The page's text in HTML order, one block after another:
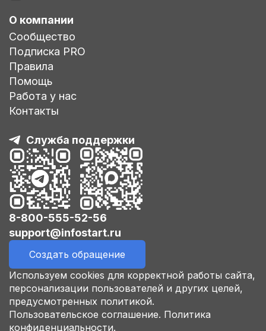
О компании
Сообщество
Подписка PRO
Правила
Помощь
Работа у нас
Контакты
Служба поддержки
8-800-555-52-56
support@infostart.ru
Создать обращение
Используем cookies для корректной работы сайта,
персонализации пользователей и других целей,
предусмотренных политикой.
Пользовательское соглашение. Политика
конфиденциальности.